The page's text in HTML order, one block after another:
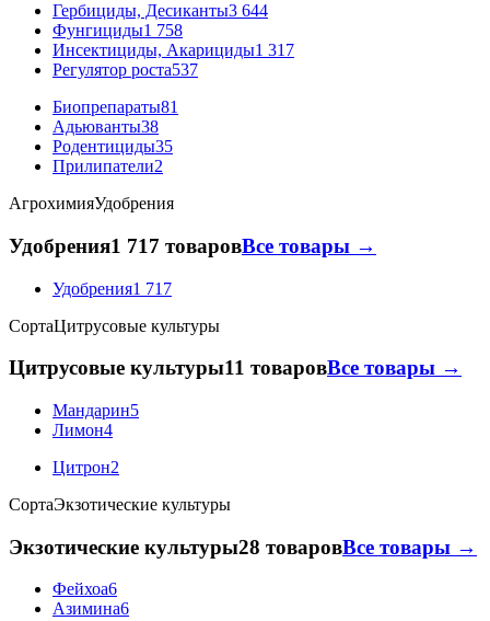
Гербициды, Десиканты3 644
Фунгициды1 758
Инсектициды, Акарициды1 317
Регулятор роста537
Биопрепараты81
Адьюванты38
Родентициды35
Прилипатели2
АгрохимияУдобрения
Удобрения1 717 товаровВсе товары →
Удобрения1 717
СортаЦитрусовые культуры
Цитрусовые культуры11 товаровВсе товары →
Мандарин5
Лимон4
Цитрон2
СортаЭкзотические культуры
Экзотические культуры28 товаровВсе товары →
Фейхоа6
Азимина6